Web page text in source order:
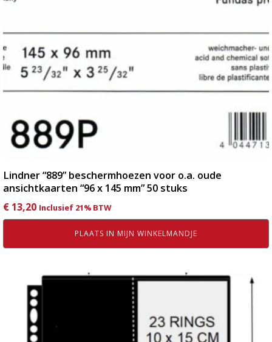
Lindner “889” beschermhoezen voor o.a. oude
ansichtkaarten “96 x 145 mm” 50 stuks
€ 13,20 Inclusief 21% BTW
PLAATS IN MIJN WINKELMANDJE